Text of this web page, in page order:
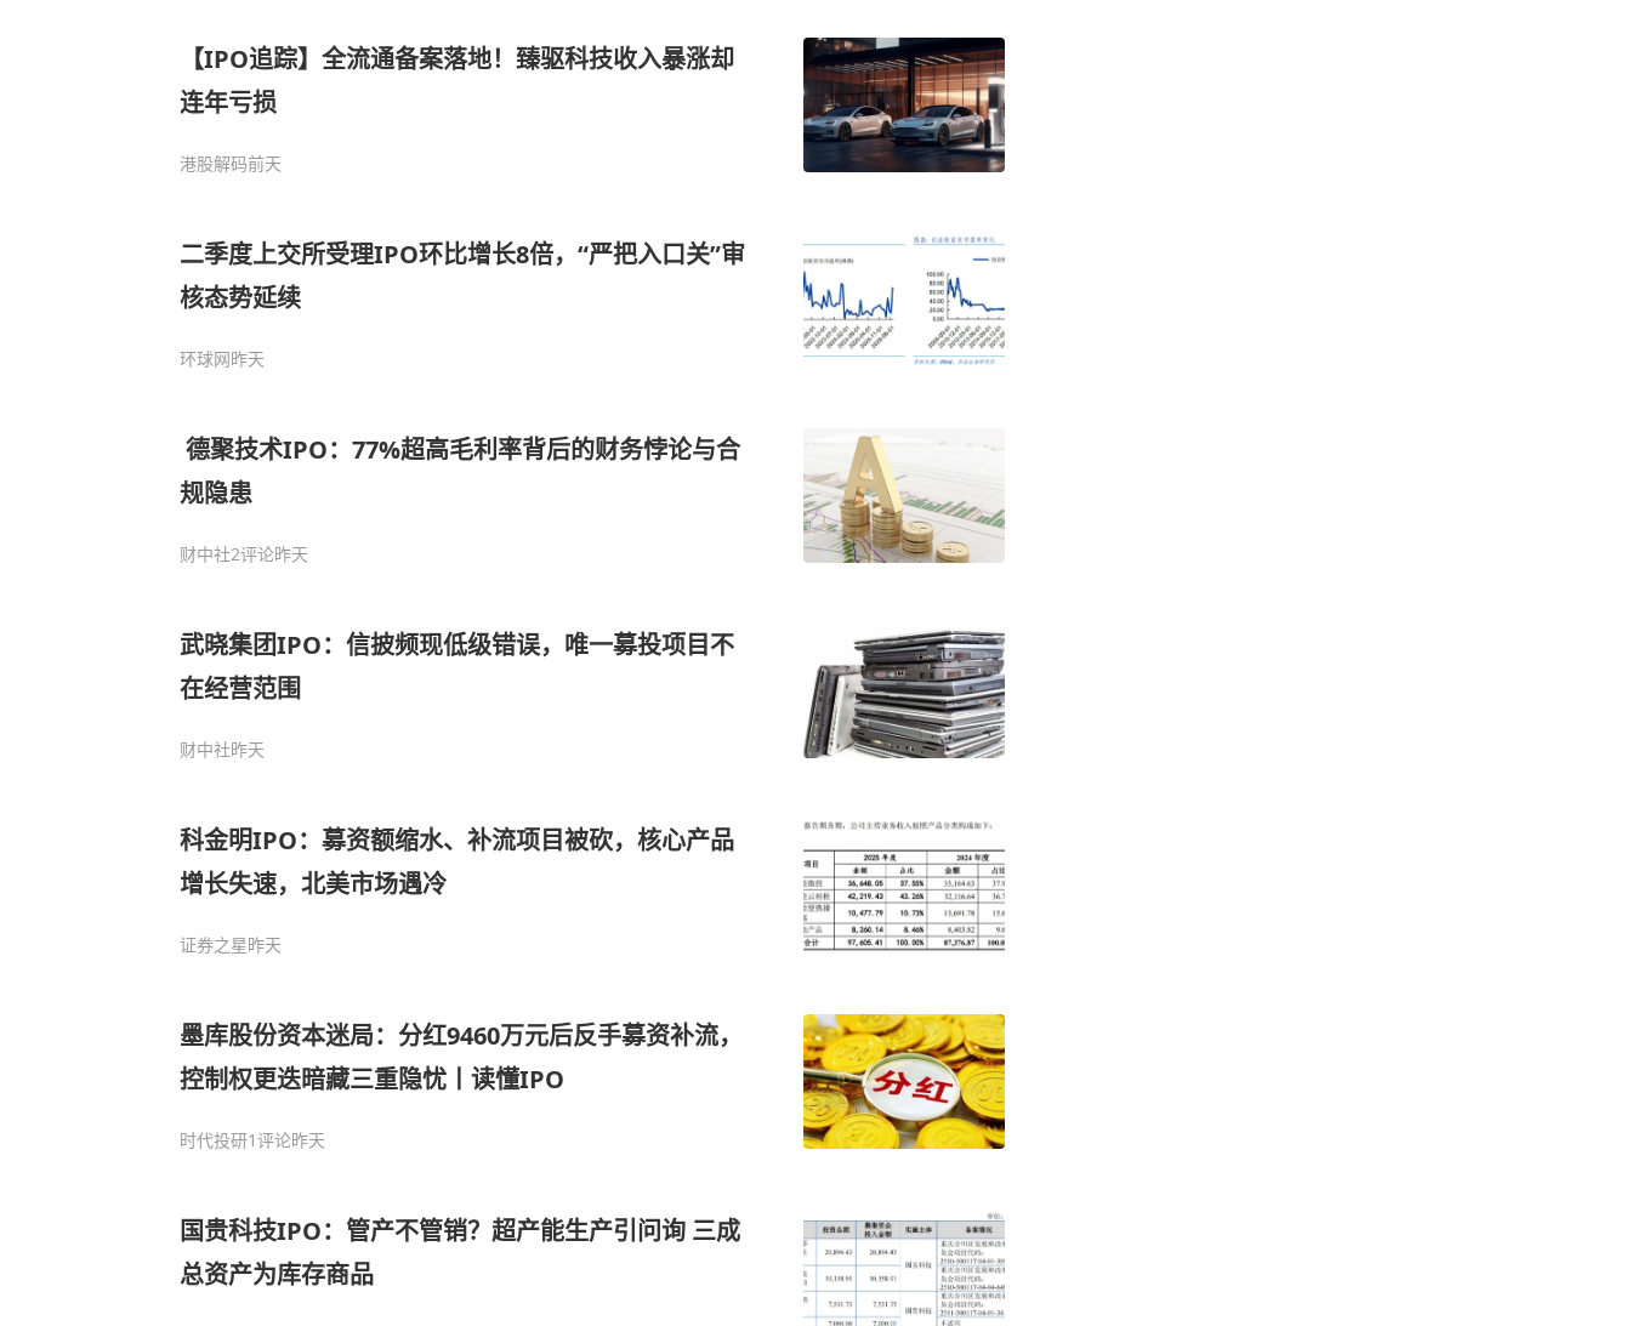
【IPO追踪】全流通备案落地！臻驱科技收入暴涨却
连年亏损
港股解码前天
二季度上交所受理IPO环比增长8倍，“严把入口关”审
核态势延续
环球网昨天
规隐患
财中社2评论昨天
武晓集团IPO：信披频现低级错误，唯一募投项目不
在经营范围
财中社昨天
科金明IPO：募资额缩水、补流项目被砍，核心产品
增长失速，北美市场遇冷
证券之星昨天
墨库股份资本迷局：分红9460万元后反手募资补流，
控制权更迭暗藏三重隐忧丨读懂IPO
时代投研1评论昨天
国贵科技IPO：管产不管销？超产能生产引问询 三成
总资产为库存商品